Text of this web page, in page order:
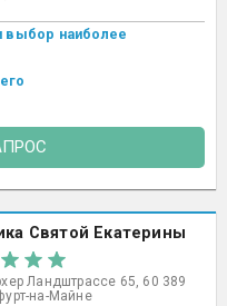
выбор наиболее
Святой Екатерины
Ландштрассе 65, 60 389
на-Майне